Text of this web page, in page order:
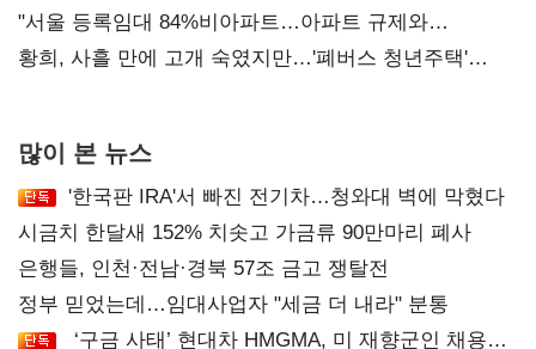
오차 당연"
"서울 등록임대 84%비아파트…아파트 규제와
달리해야"
황희, 사흘 만에 고개 숙였지만…'폐버스 청년주택'
많이 본 뉴스
'한국판 IRA'서 빠진 전기차…청와대 벽에 막혔다
시금치 한달새 152% 치솟고 가금류 90만마리 폐사
은행들, 인천·전남·경북 57조 금고 쟁탈전
정부 믿었는데…임대사업자 "세금 더 내라" 분통
‘구금 사태’ 현대차 HMGMA, 미 재향군인 채용